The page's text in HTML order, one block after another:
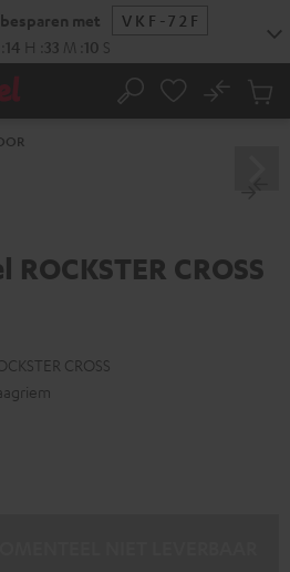
met
VKF-72F
14H 33M : 09 S
Zoeken
No
CROSS
CROSS